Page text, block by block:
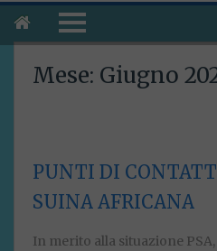
Mese: Giugno
PUNTI DI
SUINA AFRICANA
In merito alla situazione